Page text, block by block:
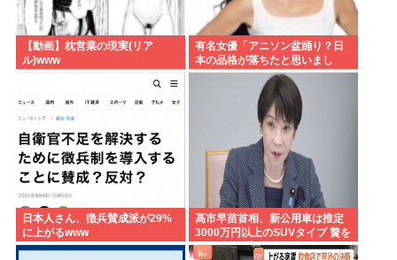
【動画】枕営業の現実(リア
ル)www
有名女優「アニソン盆踊り？日
本の品格が落ちたと思いまし
た」
日本人さん、徴兵賛成派が29%
に上がるwww
高市早苗首相、新公用車は推定
3000万円以上のSUVタイプ 贅を
尽くした後部座席でたばこを吸